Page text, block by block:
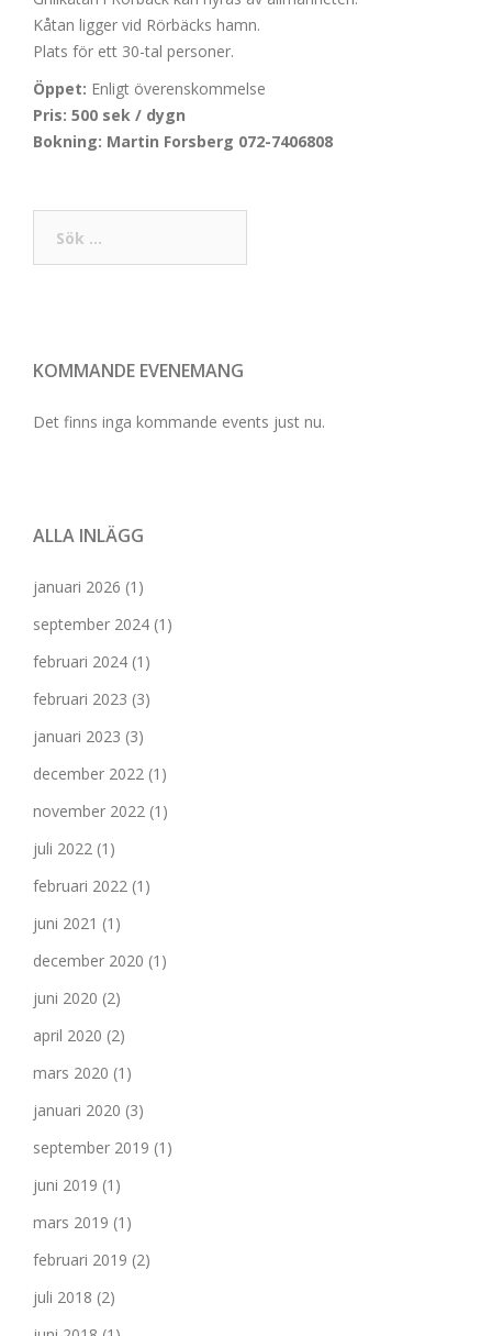
Kåtan ligger vid Rörbäcks hamn.
Plats för ett 30-tal personer.
Öppet: Enligt överenskommelse
Pris: 500 sek / dygn
Bokning: Martin Forsberg 072-7406808
efter:
KOMMANDE EVENEMANG
Det finns inga kommande events just nu.
ALLA INLÄGG
januari 2026 (1)
september 2024 (1)
februari 2024 (1)
februari 2023 (3)
januari 2023 (3)
december 2022 (1)
november 2022 (1)
juli 2022 (1)
februari 2022 (1)
juni 2021 (1)
december 2020 (1)
juni 2020 (2)
april 2020 (2)
mars 2020 (1)
januari 2020 (3)
september 2019 (1)
juni 2019 (1)
mars 2019 (1)
februari 2019 (2)
juli 2018 (2)